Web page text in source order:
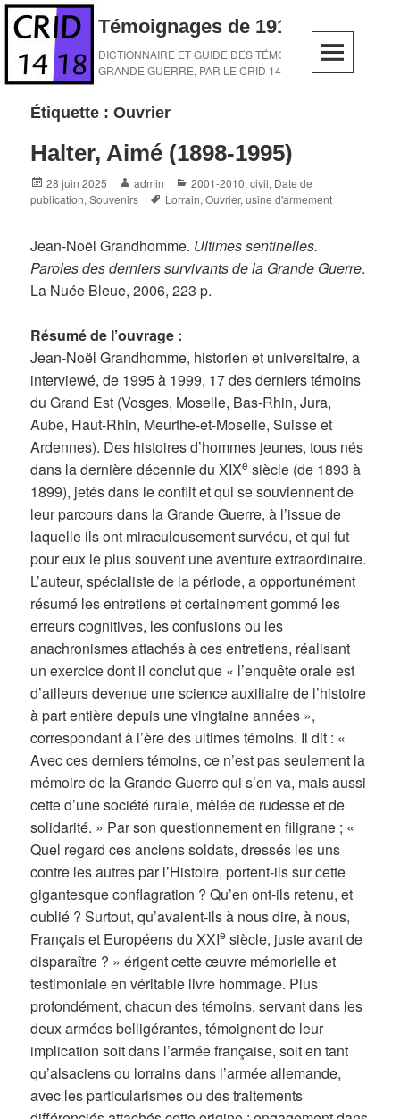
Skip
content
Témoignages de 1914-1918
DICTIONNAIRE ET GUIDE DES TÉMOINS DE LA
GRANDE GUERRE, PAR LE CRID 14-18
Étiquette :Ouvrier
Halter, Aimé (1898-1995)
Posted
on
28 juin 2025 Author
admin Categories
2001-2010,civil, Date de
publication,Souvenirs Tags
Lorrain,Ouvrier,usine d'armement
Jean-Noël Grandhomme. Ultimes sentinelles.
Paroles des derniers survivants de la Grande Guerre.
La Nuée Bleue, 2006, 223 p.
Résumé de l’ouvrage :
Jean-Noël Grandhomme, historien et universitaire, a
interviewé, de 1995 à 1999, 17 des derniers témoins
du Grand Est (Vosges, Moselle, Bas-Rhin, Jura,
Aube, Haut-Rhin, Meurthe-et-Moselle, Suisse et
Ardennes). Des histoires d’hommes jeunes, tous nés
dans la dernière décennie du XIXe siècle (de 1893 à
1899), jetés dans le conflit et qui se souviennent de
leur parcours dans la Grande Guerre, à l’issue de
laquelle ils ont miraculeusement survécu, et qui fut
pour eux le plus souvent une aventure extraordinaire.
L’auteur, spécialiste de la période, a opportunément
résumé les entretiens et certainement gommé les
erreurs cognitives, les confusions ou les
anachronismes attachés à ces entretiens, réalisant
un exercice dont il conclut que « l’enquête orale est
d’ailleurs devenue une science auxiliaire de l’histoire
à part entière depuis une vingtaine années »,
correspondant à l’ère des ultimes témoins. Il dit : «
Avec ces derniers témoins, ce n’est pas seulement la
mémoire de la Grande Guerre qui s’en va, mais aussi
cette d’une société rurale, mêlée de rudesse et de
solidarité. » Par son questionnement en filigrane ; «
Quel regard ces anciens soldats, dressés les uns
contre les autres par l’Histoire, portent-ils sur cette
gigantesque conflagration ? Qu’en ont-ils retenu, et
oublié ? Surtout, qu’avaient-ils à nous dire, à nous,
Français et Européens du XXIe siècle, juste avant de
disparaître ? » érigent cette œuvre mémorielle et
testimoniale en véritable livre hommage. Plus
profondément, chacun des témoins, servant dans les
deux armées belligérantes, témoignent de leur
implication soit dans l’armée française, soit en tant
qu’alsaciens ou lorrains dans l’armée allemande,
avec les particularismes ou des traitements